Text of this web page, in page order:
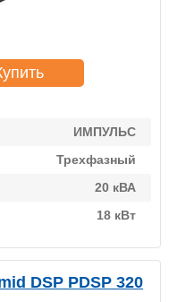
ИМПУЛЬС
Трехфазный
20 кВА
18 кВт
DSP PDSP 320